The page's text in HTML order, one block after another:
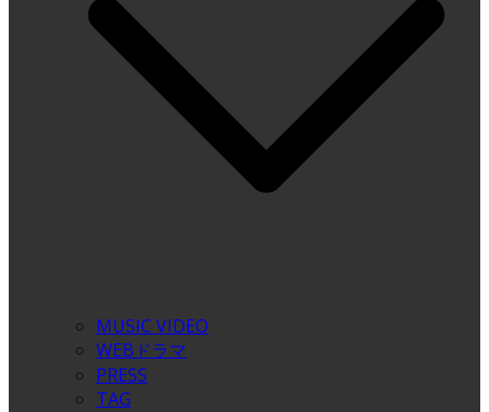
MUSIC VIDEO
WEBドラマ
PRESS
TAG